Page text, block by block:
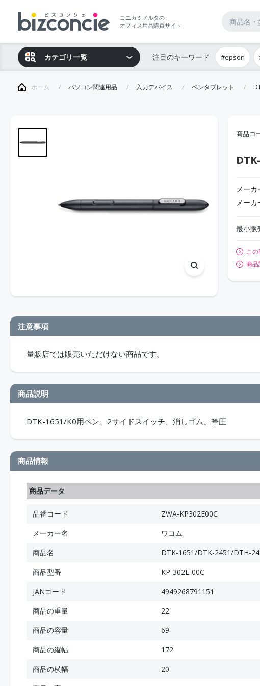
コニカミノルタの
オフィス用品購買サイト
カテゴリ一覧 注目のキーワード #epson
ホーム パソコン関連用品 入力デバイス ペンタブレット
商品コ
メーカ
メーカ
最小販
こ
商品
注意事項
量販店では販売いただけない商品です。
商品説明
DTK-1651/K0用ペン、2サイドスイッチ、消しゴム、筆圧
商品情報
商品データ
品番コード
ZWA-KP302E00C
メーカー名
ワコム
商品名
DTK-1651/DTK-2451/DTH-
商品型番
KP-302E-00C
JANコード
4949268791151
商品の重量
22
商品の容量
69
商品の縦幅
172
商品の横幅
20